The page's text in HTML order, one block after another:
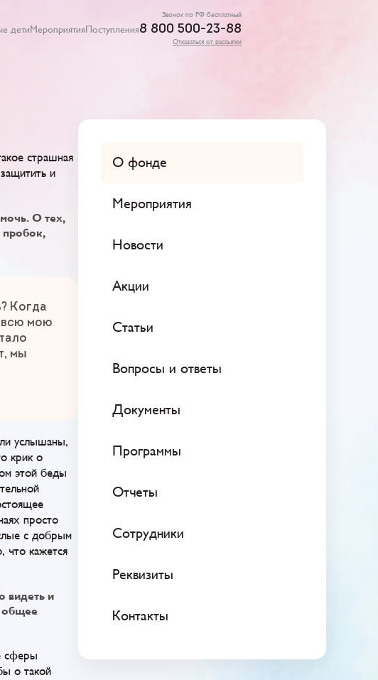
детиМероприятияПоступления
Звонок по РФ бесплатный
8 800 500-23-88
Отказаться от рассылки
страшная
и
О тех,
Когда
всю мою
мы
услышаны,
крик о
этой беды
просто
с добрым
что кажется
видеть и
общее
сферы
о такой
О фонде
Мероприятия
Новости
Акции
Статьи
Вопросы и ответы
Документы
Программы
Отчеты
Сотрудники
Реквизиты
Контакты